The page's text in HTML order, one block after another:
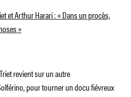
et Arthur Harari : « Dans un procès,
»
revient sur un autre
pour tourner un docu fiévreux